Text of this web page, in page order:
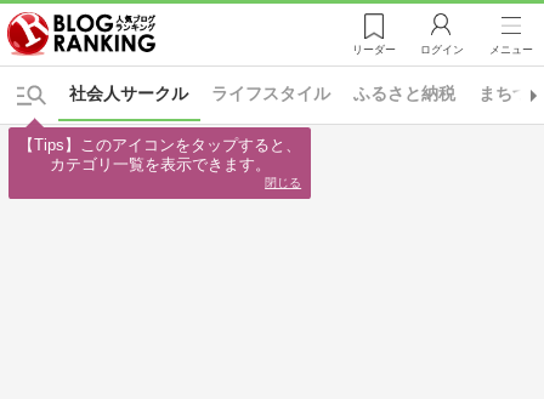
リーダー ログイン メニュー
ライフスタイル ふるさと納税 まちづ
社会人サークル
【Tips】このアイコンをタップすると、
カテゴリ一覧を表示できます。
閉じる